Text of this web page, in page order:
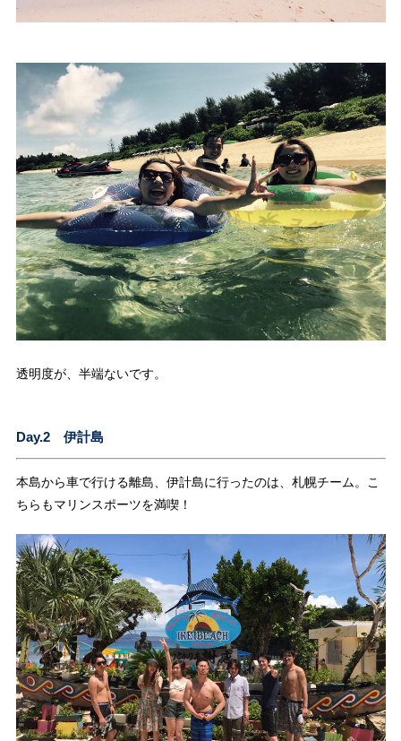
透明度が、半端ないです。
Day.2 伊計島
本島から車で行ける離島、伊計島に行ったのは、札幌チーム。こ
ちらもマリンスポーツを満喫！